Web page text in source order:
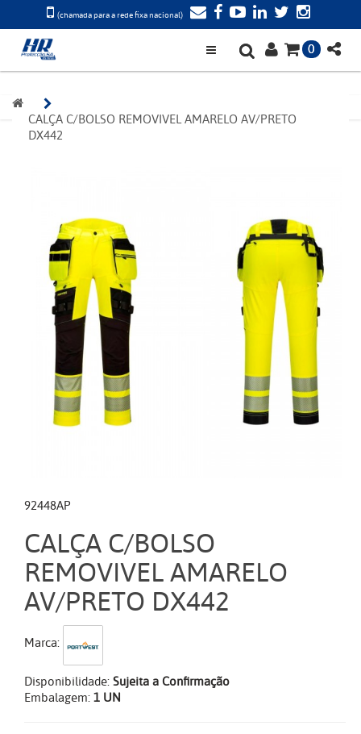
(chamada para a rede fixa nacional)
0
CALÇA C/BOLSO REMOVIVEL AMARELO AV/PRETO
DX442
92448AP
CALÇA C/BOLSO
REMOVIVEL AMARELO
AV/PRETO DX442
Marca:
Disponibilidade:Sujeita a Confirmação
Embalagem:1 UN